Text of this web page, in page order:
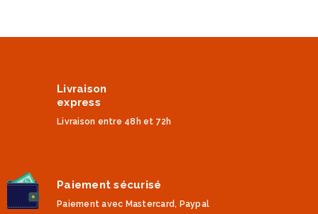
Livraison
express
Livraison entre 48h et 72h
Paiement sécurisé
Paiement avec Mastercard, Paypal